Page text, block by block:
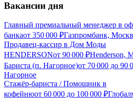
Вакансии дня
Главный премиальный менеджер в
банкаот 350 000 ₽Газпромбанк,
Продавец-кассир в Дом Моды
HENDERSONот 90 000 ₽Henderson,
Бариста (п. Нагорное)от 70 000 до 90
Нагорное
Стажёр-бариста / Помощник в
кофейнюот 60 000 до 100 000 ₽